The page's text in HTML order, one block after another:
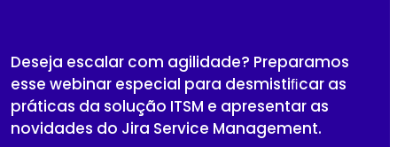
Deseja escalar com agilidade? Preparamos
esse webinar especial para desmistiﬁcar as
práticas da solução ITSM e apresentar as
novidades do Jira Service Management.